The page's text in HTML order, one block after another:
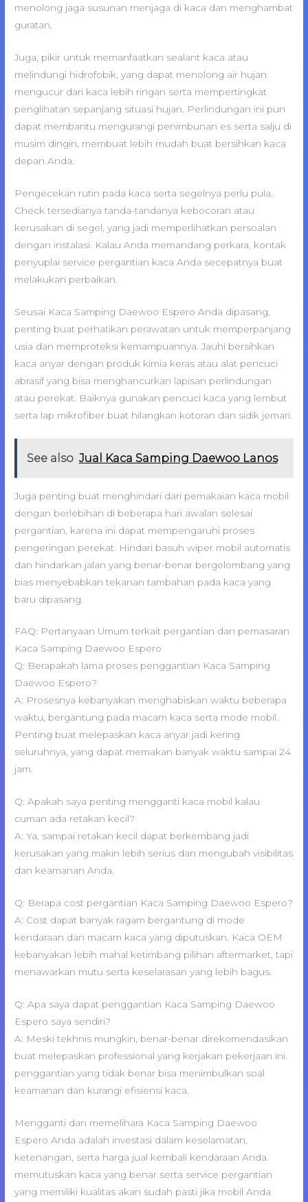
menolong jaga susunan menjaga di kaca dan menghambat
guratan.
Juga, pikir untuk memanfaatkan sealant kaca atau
melindungi hidrofobik, yang dapat menolong air hujan
mengucur dari kaca lebih ringan serta mempertingkat
penglihatan sepanjang situasi hujan. Perlindungan ini pun
dapat membantu mengurangi penimbunan es serta salju di
musim dingin, membuat lebih mudah buat bersihkan kaca
depan Anda.
Pengecekan rutin pada kaca serta segelnya perlu pula.
Check tersedianya tanda-tandanya kebocoran atau
kerusakan di segel, yang jadi memperlihatkan persoalan
dengan instalasi. Kalau Anda memandang perkara, kontak
penyuplai service pergantian kaca Anda secepatnya buat
melakukan perbaikan.
Seusai Kaca Samping Daewoo Espero Anda dipasang,
penting buat perhatikan perawatan untuk memperpanjang
usia dan memproteksi kemampuannya. Jauhi bersihkan
kaca anyar dengan produk kimia keras atau alat pencuci
abrasif yang bisa menghancurkan lapisan perlindungan
atau perekat. Baiknya gunakan pencuci kaca yang lembut
serta lap mikrofiber buat hilangkan kotoran dan sidik jemari.
See also Jual Kaca Samping Daewoo Lanos
Juga penting buat menghindari dari pemakaian kaca mobil
dengan berlebihan di beberapa hari awalan selesai
pergantian, karena ini dapat mempengaruhi proses
pengeringan perekat. Hindari basuh wiper mobil automatis
dan hindarkan jalan yang benar-benar bergelombang yang
bias menyebabkan tekanan tambahan pada kaca yang
baru dipasang.
FAQ: Pertanyaan Umum terkait pergantian dan pemasaran
Kaca Samping Daewoo Espero
Q: Berapakah lama proses penggantian Kaca Samping
Daewoo Espero?
A: Prosesnya kebanyakan menghabiskan waktu beberapa
waktu, bergantung pada macam kaca serta mode mobil.
Penting buat melepaskan kaca anyar jadi kering
seluruhnya, yang dapat memakan banyak waktu sampai 24
jam.
Q: Apakah saya penting mengganti kaca mobil kalau
cuman ada retakan kecil?
A: Ya, sampai retakan kecil dapat berkembang jadi
kerusakan yang makin lebih serius dan mengubah visibilitas
dan keamanan Anda.
Q: Berapa cost pergantian Kaca Samping Daewoo Espero?
A: Cost dapat banyak ragam bergantung di mode
kendaraan dan macam kaca yang diputuskan. Kaca OEM
kebanyakan lebih mahal ketimbang pilihan aftermarket, tapi
menawarkan mutu serta keselarasan yang lebih bagus.
Q: Apa saya dapat penggantian Kaca Samping Daewoo
Espero saya sendiri?
A: Meski tekhnis mungkin, benar-benar direkomendasikan
buat melepaskan professional yang kerjakan pekerjaan ini.
penggantian yang tidak benar bisa menimbulkan soal
keamanan dan kurangi efisiensi kaca.
Mengganti dan memelihara Kaca Samping Daewoo
Espero Anda adalah investasi dalam keselamatan,
ketenangan, serta harga jual kembali kendaraan Anda.
memutuskan kaca yang benar serta service pergantian
yang memiliki kualitas akan sudah pasti jika mobil Anda